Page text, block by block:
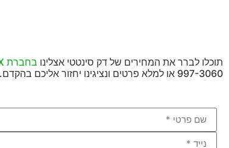
תוכלו לברר את המחירים של דק סינטטי אצלינו בחברת TREX המומחים בהתקנת מגוון רחב של דקים סינטטיים
997-3060 או למלא פרטים ונציגינו יחזור אליכם בהקדם.